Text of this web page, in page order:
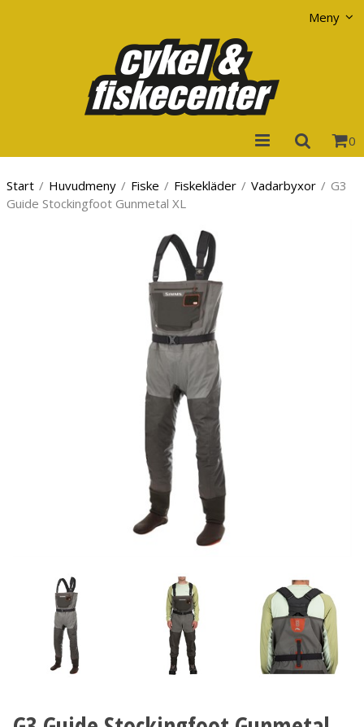
Meny
0
Start / Huvudmeny / Fiske / Fiskekläder / Vadarbyxor / G3
Guide Stockingfoot Gunmetal XL